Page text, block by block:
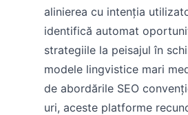
alinierea cu intenția
identifică automat
strategiile la peisajul în
modele lingvistice mari
de abordările SEO
uri, aceste platforme